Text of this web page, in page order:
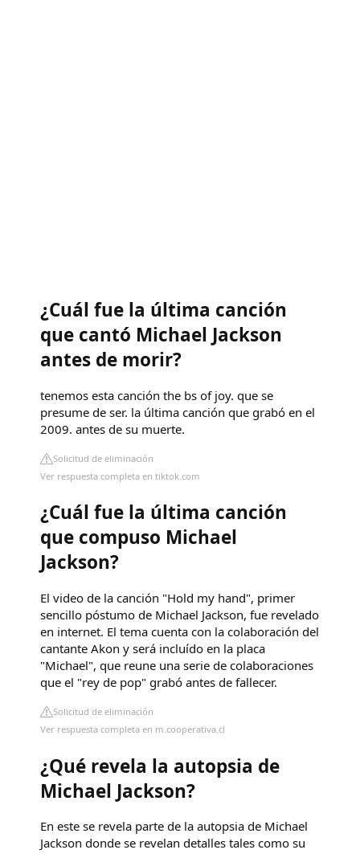
¿Cuál fue la última canción
que cantó Michael Jackson
antes de morir?
tenemos esta canción the bs of joy. que se
presume de ser. la última canción que grabó en el
2009. antes de su muerte.
Solicitud de eliminación
Ver respuesta completa en tiktok.com
¿Cuál fue la última canción
que compuso Michael
Jackson?
El video de la canción "Hold my hand", primer
sencillo póstumo de Michael Jackson, fue revelado
en internet. El tema cuenta con la colaboración del
cantante Akon y será incluído en la placa
"Michael", que reune una serie de colaboraciones
que el "rey de pop" grabó antes de fallecer.
Solicitud de eliminación
Ver respuesta completa en m.cooperativa.cl
¿Qué revela la autopsia de
Michael Jackson?
En este se revela parte de la autopsia de Michael
Jackson donde se revelan detalles tales como su